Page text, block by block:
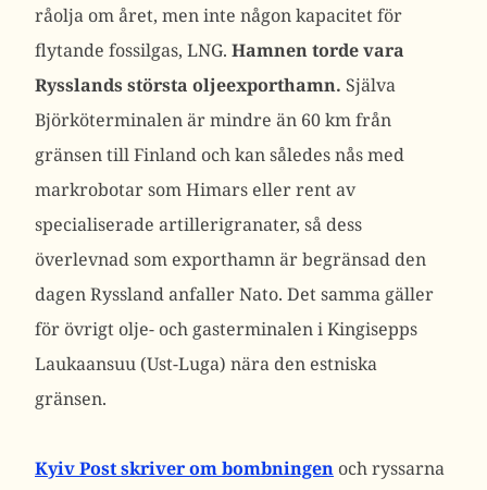
råolja om året, men inte någon kapacitet för
flytande fossilgas, LNG. Hamnen torde vara
Rysslands största oljeexporthamn. Själva
Björköterminalen är mindre än 60 km från
gränsen till Finland och kan således nås med
markrobotar som Himars eller rent av
specialiserade artillerigranater, så dess
överlevnad som exporthamn är begränsad den
dagen Ryssland anfaller Nato. Det samma gäller
för övrigt olje- och gasterminalen i Kingisepps
Laukaansuu (Ust-Luga) nära den estniska
gränsen.
Kyiv Post skriver om bombningen och ryssarna